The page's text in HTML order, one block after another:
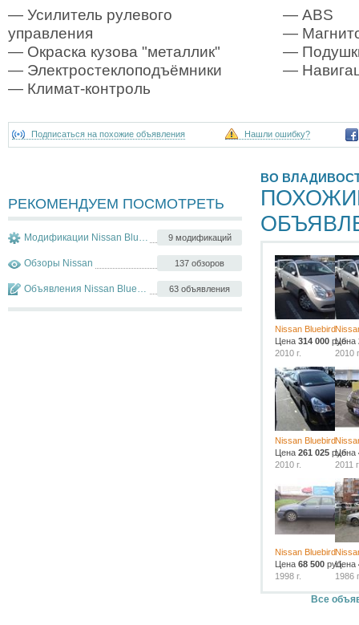
— Усилитель рулевого
управления
— Окраска кузова "металлик"
— Электростеклоподъёмники
— Климат-контроль
— ABS
—
—
—
Подписаться на похожие объявления Нашли ошибку?
РЕКОМЕНДУЕМ ПОСМОТРЕТЬ
9 модификаций
Модификации Nissan Bluebird
137 обзоров
Обзоры Nissan
63 объявления
Объявления Nissan Bluebird
ВО
Nissan Bluebird
Цена 314 000 руб.
2010 г.
Цена
2010
Nissan Bluebird
Цена 261 025 руб.
2010 г.
Цена
2011
Nissan Bluebird
Цена 68 500 руб.
1998 г.
Цена
1986
Все